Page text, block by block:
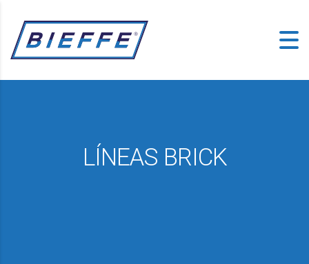
LÍNEAS BRICK